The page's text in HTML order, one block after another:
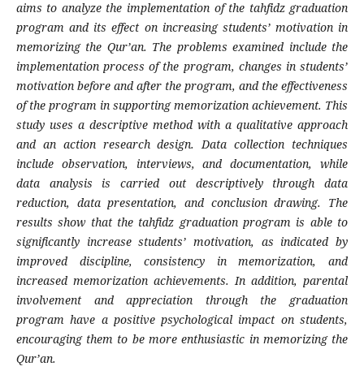
aims to analyze the implementation of the tahfidz graduation
program and its effect on increasing students’ motivation in
memorizing the Qur’an. The problems examined include the
implementation process of the program, changes in students’
motivation before and after the program, and the effectiveness
of the program in supporting memorization achievement. This
study uses a descriptive method with a qualitative approach
and an action research design. Data collection techniques
include observation, interviews, and documentation, while
data analysis is carried out descriptively through data
reduction, data presentation, and conclusion drawing. The
results show that the tahfidz graduation program is able to
significantly increase students’ motivation, as indicated by
improved discipline, consistency in memorization, and
increased memorization achievements. In addition, parental
involvement and appreciation through the graduation
program have a positive psychological impact on students,
encouraging them to be more enthusiastic in memorizing the
Qur’an.